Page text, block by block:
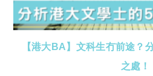
【港大BA】文科生冇前途？
之處！